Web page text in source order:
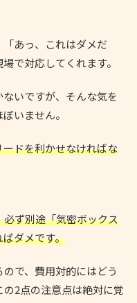
あっ、これはダメだ
で対応してくれます。
いですが、そんな気を
いません。
ドを利かせなければな
ず別途「気密ボックス
ダメです。
で、費用対的にはどう
2点の注意点は絶対に覚